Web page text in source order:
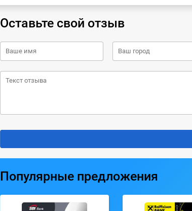
Оставьте свой отзыв
Популярные предложения